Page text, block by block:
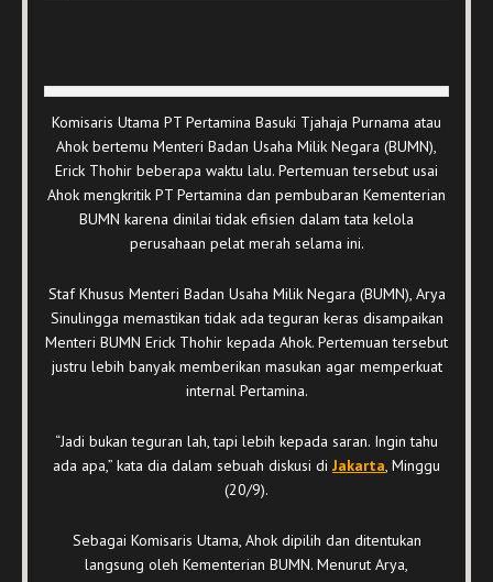
Komisaris Utama PT Pertamina Basuki Tjahaja Purnama atau
Ahok bertemu Menteri Badan Usaha Milik Negara (BUMN),
Erick Thohir beberapa waktu lalu. Pertemuan tersebut usai
Ahok mengkritik PT Pertamina dan pembubaran Kementerian
BUMN karena dinilai tidak efisien dalam tata kelola
perusahaan pelat merah selama ini.
Staf Khusus Menteri Badan Usaha Milik Negara (BUMN), Arya
Sinulingga memastikan tidak ada teguran keras disampaikan
Menteri BUMN Erick Thohir kepada Ahok. Pertemuan tersebut
justru lebih banyak memberikan masukan agar memperkuat
internal Pertamina.
“Jadi bukan teguran lah, tapi lebih kepada saran. Ingin tahu
ada apa,” kata dia dalam sebuah diskusi di Jakarta , Minggu
(20/9).
Sebagai Komisaris Utama, Ahok dipilih dan ditentukan
langsung oleh Kementerian BUMN. Menurut Arya,